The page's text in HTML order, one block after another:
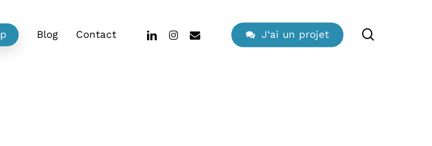
Blog Contact J‘ai un projet
linkedininstagram
email